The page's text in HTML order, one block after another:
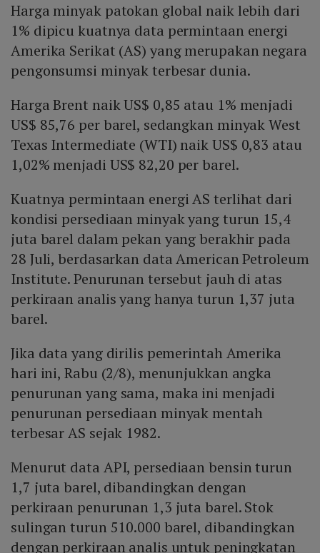
Harga minyak patokan global naik lebih dari
1% dipicu kuatnya data permintaan energi
Amerika Serikat (AS) yang merupakan negara
pengonsumsi minyak terbesar dunia.
Harga Brent naik US$ 0,85 atau 1% menjadi
US$ 85,76 per barel, sedangkan minyak West
Texas Intermediate (WTI) naik US$ 0,83 atau
1,02% menjadi US$ 82,20 per barel.
Kuatnya permintaan energi AS terlihat dari
kondisi persediaan minyak yang turun 15,4
juta barel dalam pekan yang berakhir pada
28 Juli, berdasarkan data American Petroleum
Institute. Penurunan tersebut jauh di atas
perkiraan analis yang hanya turun 1,37 juta
barel.
Jika data yang dirilis pemerintah Amerika
hari ini, Rabu (2/8), menunjukkan angka
penurunan yang sama, maka ini menjadi
penurunan persediaan minyak mentah
terbesar AS sejak 1982.
Menurut data API, persediaan bensin turun
1,7 juta barel, dibandingkan dengan
perkiraan penurunan 1,3 juta barel. Stok
sulingan turun 510.000 barel, dibandingkan
dengan perkiraan analis untuk peningkatan